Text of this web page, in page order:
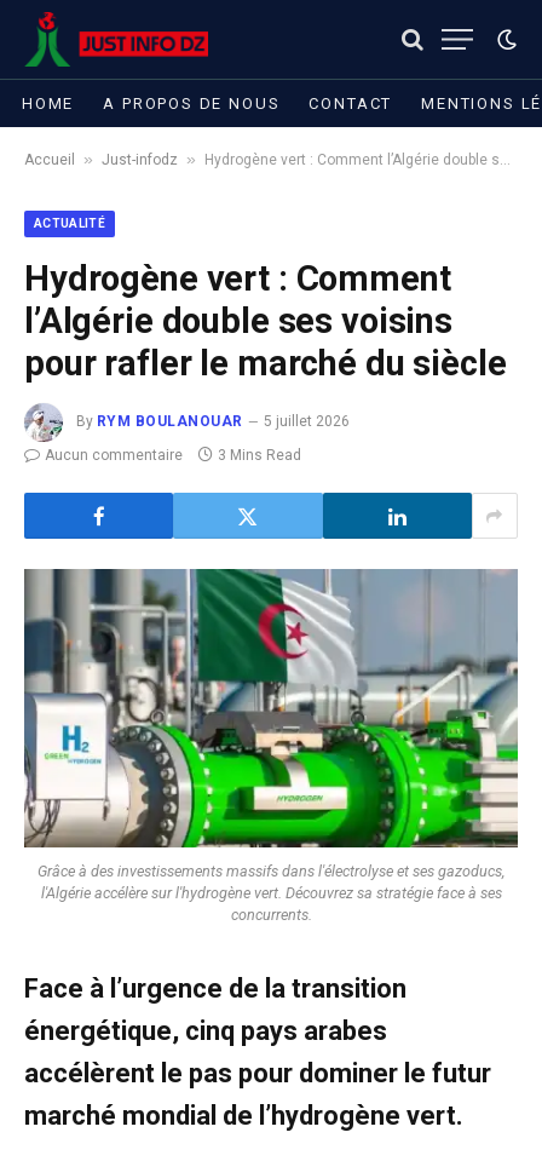
HOME A PROPOS DE NOUS CONTACT MENTIONS
Accueil » Just-infodz » Hydrogène vert : Comment l’Algérie double ses voisins pour rafler le marché du siècle
ACTUALITÉ
Hydrogène vert : Comment
l’Algérie double ses voisins
pour rafler le marché du siècle
By RYM BOULANOUAR
5 juillet 2026
Aucun commentaire
3 Mins Read
Grâce à des investissements massifs dans l'électrolyse et ses gazoducs,
l'Algérie accélère sur l'hydrogène vert. Découvrez sa stratégie face à ses
concurrents.
Face à l’urgence de la transition
énergétique, cinq pays arabes
accélèrent le pas pour dominer le futur
marché mondial de l’hydrogène vert.